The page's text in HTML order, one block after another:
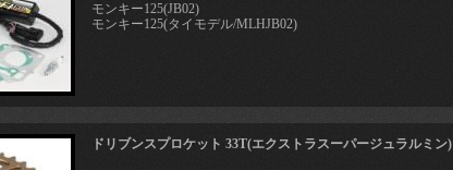
モンキー125(JB02)
モンキー125(タイモデル/MLHJB02)
ドリブンスプロケット 33T(エクストラスーパージュラルミン)